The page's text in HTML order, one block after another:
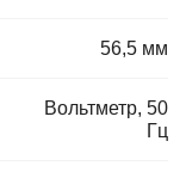
56,5 мм
Вольтметр, 50
Гц